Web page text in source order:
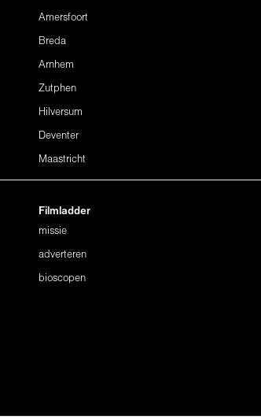
Amersfoort
Breda
Arnhem
Zutphen
Hilversum
Deventer
Maastricht
Filmladder
missie
adverteren
bioscopen